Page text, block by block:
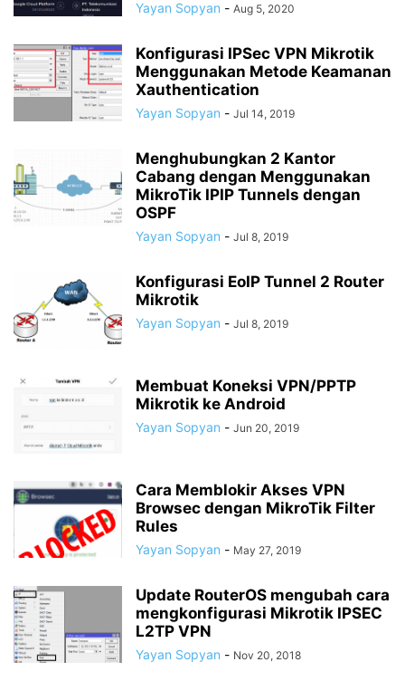
Yayan Sopyan - Aug 5, 2020
Konfigurasi IPSec VPN Mikrotik
Menggunakan Metode Keamanan
Xauthentication
Yayan Sopyan - Jul 14, 2019
Menghubungkan 2 Kantor
Cabang dengan Menggunakan
MikroTik IPIP Tunnels dengan
OSPF
Yayan Sopyan - Jul 8, 2019
Konfigurasi EoIP Tunnel 2 Router
Mikrotik
Yayan Sopyan - Jul 8, 2019
Membuat Koneksi VPN/PPTP
Mikrotik ke Android
Yayan Sopyan - Jun 20, 2019
Cara Memblokir Akses VPN
Browsec dengan MikroTik Filter
Rules
Yayan Sopyan - May 27, 2019
Update RouterOS mengubah cara
mengkonfigurasi Mikrotik IPSEC
L2TP VPN
Yayan Sopyan - Nov 20, 2018